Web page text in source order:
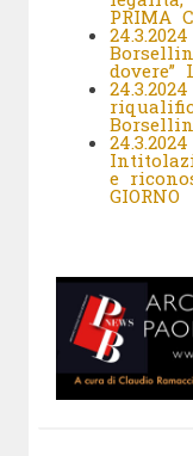
PRIMA
dovere”
e
GIORNO